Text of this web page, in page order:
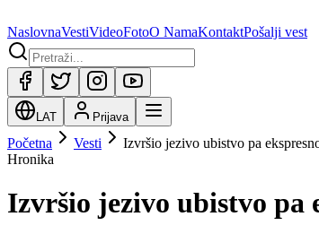
NaslovnaVestiVideoFotoO NamaKontaktPošalji vest
LAT Prijava
Početna Vesti
Izvršio jezivo ubistvo pa
Hronika
Izvršio jezivo ubistvo pa